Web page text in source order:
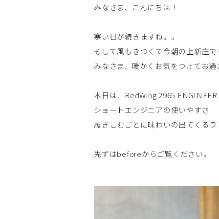
みなさま、こんにちは！
寒い日が続きますね。。
そして風もきつくて今朝の上新庄
みなさま、暖かくお気をつけてお
本日は、RedWing 2965
ショートエンジニアの使いやすさ
履きこむごとに味わいの出てくる
先ずはbeforeからご覧ください。